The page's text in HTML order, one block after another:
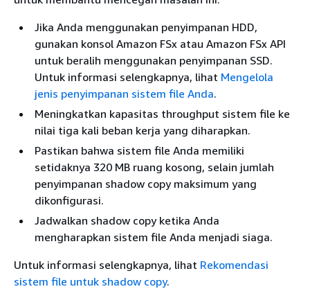
Jika Anda menggunakan penyimpanan HDD,
gunakan konsol Amazon FSx atau Amazon FSx API
untuk beralih menggunakan penyimpanan SSD.
Untuk informasi selengkapnya, lihat Mengelola
jenis penyimpanan sistem file Anda.
Meningkatkan kapasitas throughput sistem file ke
nilai tiga kali beban kerja yang diharapkan.
Pastikan bahwa sistem file Anda memiliki
setidaknya 320 MB ruang kosong, selain jumlah
penyimpanan shadow copy maksimum yang
dikonfigurasi.
Jadwalkan shadow copy ketika Anda
mengharapkan sistem file Anda menjadi siaga.
Untuk informasi selengkapnya, lihat Rekomendasi
sistem file untuk shadow copy.